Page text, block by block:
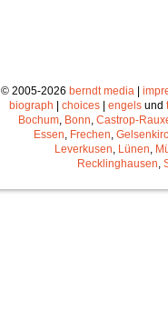
© 2005-2026 berndt media |
biograph | choices | engels und
Bochum Bonn Castrop-
Essen Frechen
Leverkusen Lünen
Recklinghausen